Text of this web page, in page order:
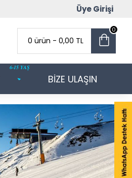
Üye Girişi
0 ürün - 0,00 TL
0
6-15 YAŞ
BİZE ULAŞIN